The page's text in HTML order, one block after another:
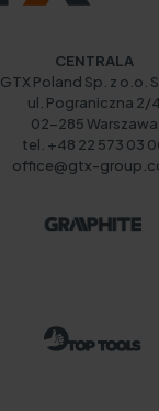
CENTRALA
GTX Poland Sp. z o.o.
ul. Pograniczna 2/4
02-285 Warszawa
tel. +48 22 573 03
office@gtx-